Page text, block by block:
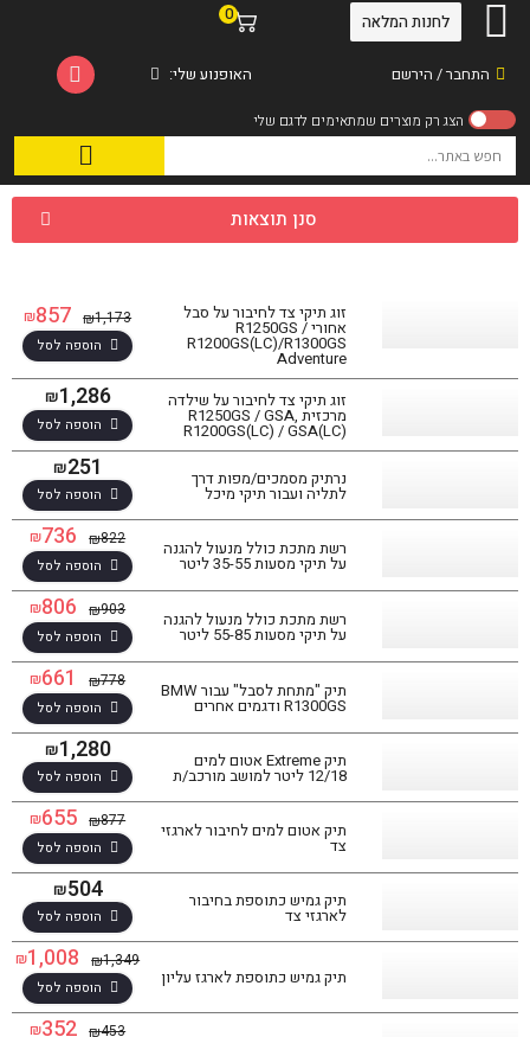
התחבר / הירשם
0
האופנוע שלי:
לחנות המלאה
סנן תוצאות
זוג תיקי צד לחיבור על סבל
אחורי R1250GS /
R1200GS(LC)/R1300GS
Adventure
₪1,173
₪857
הוספה לסל
זוג תיקי צד לחיבור על שילדה
מרכזית R1250GS / GSA,
R1200GS(LC) / GSA(LC)
₪1,286
הוספה לסל
נרתיק מסמכים/מפות דרך
לתליה ועבור תיקי מיכל
₪251
הוספה לסל
רשת מתכת כולל מנעול להגנה
על תיקי מסעות 35-55 ליטר
₪822
₪736
הוספה לסל
רשת מתכת כולל מנעול להגנה
על תיקי מסעות 55-85 ליטר
₪903
₪806
הוספה לסל
תיק "מתחת לסבל" עבור BMW
R1300GS ודגמים אחרים
₪778
₪661
הוספה לסל
תיק Extreme אטום למים
12/18 ליטר למושב מורכב/ת
₪1,280
הוספה לסל
תיק אטום למים לחיבור לארגזי
צד
₪877
₪655
הוספה לסל
תיק גמיש כתוספת בחיבור
לארגזי צד
₪504
הוספה לסל
תיק גמיש כתוספת לארגז עליון
₪1,349
₪1,008
הוספה לסל
₪453
₪352